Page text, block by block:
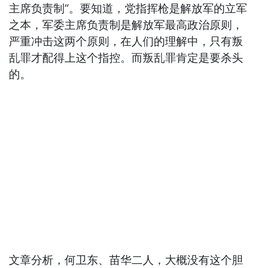
主席负责制“。要知道，党指挥枪是解放军的立军
之本，军委主席负责制是解放军最高政治原则，
严重冲击这两个原则，在人们的理解中，只有叛
乱罪才配得上这个指控。而叛乱罪肯定是要杀头
的。
文章分析，何卫东、苗华二人，大概没有这个胆